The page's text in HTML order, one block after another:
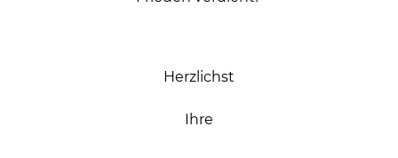
Herzlichst
Ihre